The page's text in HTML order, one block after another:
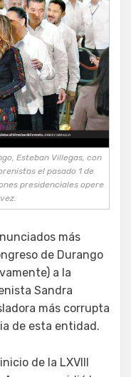
Esteban Villegas, con
el pasado 1 de
presidenciales opere
más
de Durango
a la
Sandra
más corrupta
de esta entidad.
de la LXVIII